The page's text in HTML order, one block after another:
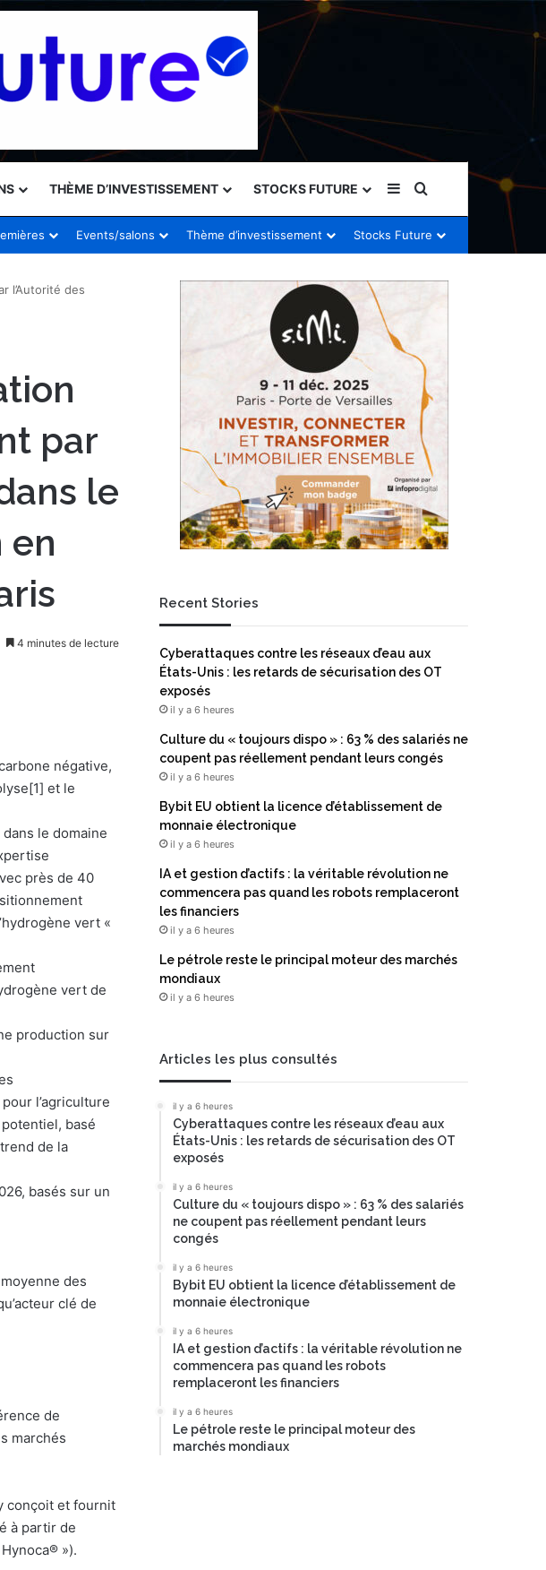
THÈME D’INVESTISSEMENT STOCKS FUTURE Sidebar (barre
Rechercher
Events/salons Thème d’investissement Stocks Future
l’Autorité des
par
le
en
4 minutes de lecture
négative,
et le
le domaine
près de 40
vert «
vert de
production sur
l’agriculture
basé
de la
basés sur un
des
clé de
de
marchés
conçoit et fournit
à partir de
»).
Recent Stories
Cyberattaques contre les réseaux d’eau aux
États-Unis : les retards de sécurisation des OT
exposés
il y a 6 heures
Culture du « toujours dispo » : 63 % des salariés ne
coupent pas réellement pendant leurs congés
il y a 6 heures
Bybit EU obtient la licence d’établissement de
monnaie électronique
il y a 6 heures
IA et gestion d’actifs : la véritable révolution ne
commencera pas quand les robots remplaceront
les financiers
il y a 6 heures
Le pétrole reste le principal moteur des marchés
mondiaux
il y a 6 heures
Articles les plus consultés
il y a 6 heures
Cyberattaques contre les réseaux d’eau aux
États-Unis : les retards de sécurisation des OT
exposés
il y a 6 heures
Culture du « toujours dispo » : 63 % des salariés
ne coupent pas réellement pendant leurs
congés
il y a 6 heures
Bybit EU obtient la licence d’établissement de
monnaie électronique
il y a 6 heures
IA et gestion d’actifs : la véritable révolution ne
commencera pas quand les robots
remplaceront les financiers
il y a 6 heures
Le pétrole reste le principal moteur des
marchés mondiaux